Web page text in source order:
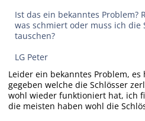
Ist das ein bekanntes Problem?
was schmiert oder muss ich die
tauschen?
LG Peter
Leider ein bekanntes Problem,
gegeben welche die Schlösser
wohl wieder funktioniert hat, ich
die meisten haben wohl die